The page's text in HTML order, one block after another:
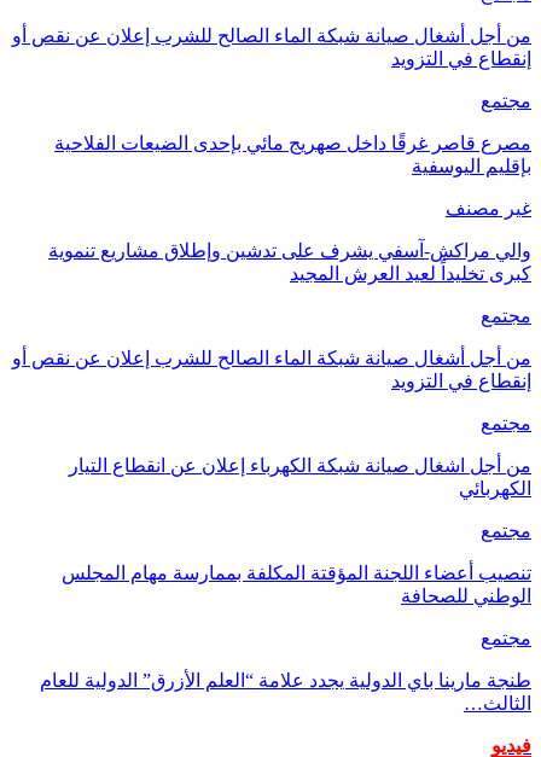
من أجل أشغال صيانة شبكة الماء الصالح للشرب إعلان عن نقص أو
إنقطاع في التزويد
مجتمع
مصرع قاصر غرقًا داخل صهريج مائي بإحدى الضيعات الفلاحية
بإقليم اليوسفية
غير مصنف
والي مراكش-آسفي يشرف على تدشين وإطلاق مشاريع تنموية
كبرى تخليداً لعيد العرش المجيد
مجتمع
من أجل أشغال صيانة شبكة الماء الصالح للشرب إعلان عن نقص أو
إنقطاع في التزويد
مجتمع
من أجل اشغال صيانة شبكة الكهرباء إعلان عن انقطاع التيار
الكهربائي
مجتمع
تنصيب أعضاء اللجنة المؤقتة المكلفة بممارسة مهام المجلس
الوطني للصحافة
مجتمع
طنجة مارينا باي الدولية يجدد علامة “العلم الأزرق” الدولية للعام
الثالث…
فيديو